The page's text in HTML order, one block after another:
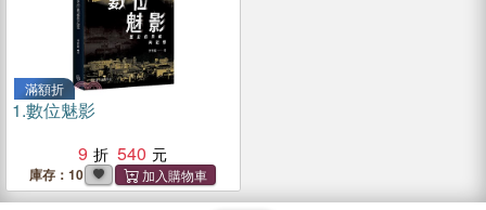
滿額折
1.數位魅影
9
540
庫存：10